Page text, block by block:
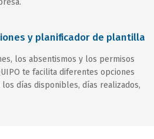
y planificador de plantilla
los absentismos y los permisos
te facilita diferentes opciones
días disponibles, días realizados,